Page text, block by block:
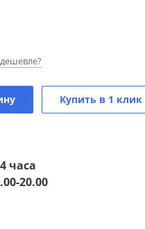
Купить в 1 клик
часа
20.00